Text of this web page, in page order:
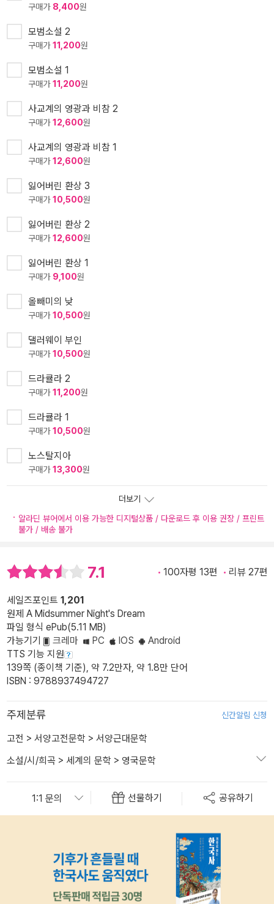
구매가 8,400원
모범소설 2
구매가11,200원
모범소설 1
구매가11,200원
사교계의 영광과 비참 2
구매가12,600원
사교계의 영광과 비참 1
구매가12,600원
잃어버린 환상 3
구매가10,500원
잃어버린 환상 2
구매가12,600원
잃어버린 환상 1
구매가 9,100원
올빼미의 낮
구매가10,500원
댈러웨이 부인
구매가10,500원
드라큘라 2
구매가11,200원
드라큘라 1
구매가10,500원
노스탈지아
구매가13,300원
더보기
알라딘 뷰어에서 이용 가능한 디지털상품 / 다운로드 후 이용 권장 / 프린트
불가 / 배송 불가
7.1 100자평 13편 리뷰 27편
세일즈포인트 1,201
원제 A Midsummer Night's Dream
파일 형식 ePub(5.11 MB)
가능기기
크레마 PC IOS
Android
TTS 기능 지원
139쪽 (종이책 기준), 약 7.2만자, 약 1.8만 단어
ISBN : 9788937494727
주제분류 신간알림 신청
고전 > 서양고전문학 > 서양근대문학
소설/시/희곡 > 세계의 문학 > 영국문학
선물하기 공유하기